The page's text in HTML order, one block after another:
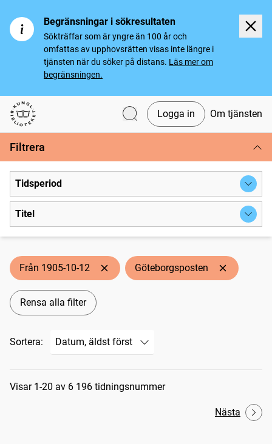
Begränsningar i sökresultaten
Sökträffar som är yngre än 100 år och
omfattas av upphovsrätten visas inte längre i
tjänsten när du söker på distans. Läs mer om
begränsningen.
Svenska tidningar
Logga in Om tjänsten
Filtrera
Tidsperiod
Titel
Från 1905-10-12 Göteborgsposten
Rensa alla filter
Sortera:
Sökresultat
Visar 1-20 av 6 196 tidningsnummer
Nästa